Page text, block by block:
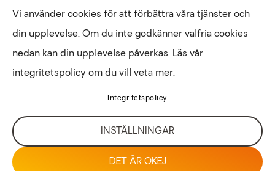
Vi använder cookies för att förbättra våra tjänster och
din upplevelse. Om du inte godkänner valfria cookies
nedan kan din upplevelse påverkas. Läs vår
integritetspolicy om du vill veta mer.
Integritetspolicy
INSTÄLLNINGAR
DET ÄR OKEJ
Copyright © 2026 Eldabutiken
LOGIN FÖR BUTIK